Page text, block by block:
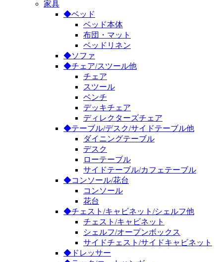
家具
◆ベッド
ベッド本体
布団・マット
ベッドリネン
◆ソファ
◆チェア/スツール他
チェア
スツール
ベンチ
デッキチェア
ディレクターズチェア
◆テーブル/デスク/サイドテーブル他
ダイニングテーブル
デスク
ローテーブル
サイドテーブル/カフェテーブル
◆コンソール/花台
コンソール
花台
◆チェスト/キャビネット/シェルフ他
チェスト/キャビネット
シェルフ/オープンボックス
サイドチェスト/サイドキャビネット
◆ドレッサー